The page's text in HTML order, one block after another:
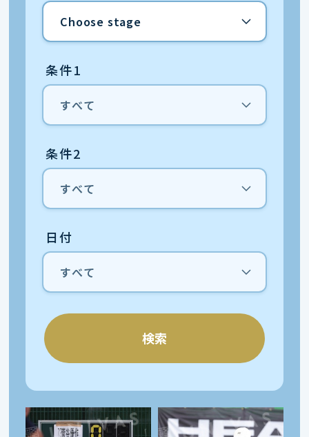
条件1
条件2
日付
検索